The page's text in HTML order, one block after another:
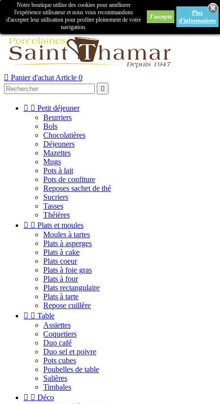
Créer un compteConnexion
 Panier d'achat Article 0

Notre boutique utilise des cookies pour améliorer
l'expérience utilisateur et nous vous recommandons
d'accepter leur utilisation pour profiter pleinement de votre
navigation.
J'accepte
Plus
d'informations
  Petit déjeuner
Beurriers
Bols
Chocolatières
Déjeuners
Mazettes
Mugs
Pots à lait
Pots de confiture
Reposes sachet de thé
Sucriers
Tasses
Théières
  Plats et moules
Moules à tartes
Plats à asperges
Plats à cake
Plats coeur
Plats à foie gras
Plats à four
Plats rectangulaire
Plats à tarte
Repose cuillère
  Table
Assiettes
Coquetiers
Duo café
Duo sel et poivre
Pots cubes
Poubelles de table
Salières
Timbales
  Déco